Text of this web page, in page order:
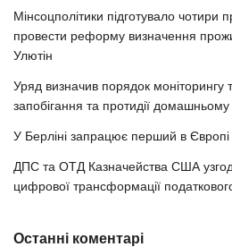
Мінсоцполітики підготувало чотири
провести реформу визначення
Улютін
Уряд визначив порядок моніторингу
запобігання та протидії
У Берліні запрацює перший в Європі
ДПС та ОТД Казначейства США
цифрової трансформації
Останні коментарі